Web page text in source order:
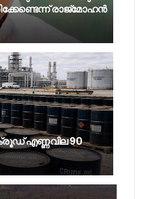
രാജ്‌മോഹന്‍
എണ്ണവില 90